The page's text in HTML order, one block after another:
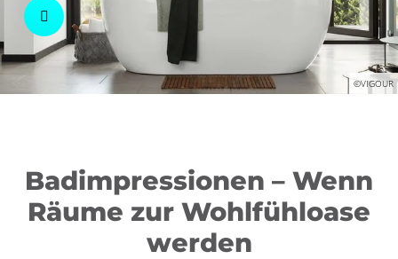
©VIGOUR
Badimpressionen – Wenn
Räume zur Wohlfühloase
werden